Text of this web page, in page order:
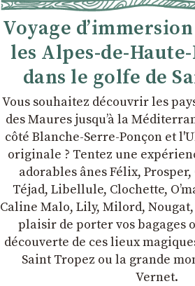
Voyage
les Alpes-de-
dans le golfe de
Vous souhaitez découvrir les
des Maures jusqu’à la
côté Blanche-Serre-Ponçon et
originale ? Tentez une
adorables ânes Félix,
Téjad, Libellule, Clochette,
Caline Malo, Lily, Milord,
plaisir de porter vos bagages
découverte de ces lieux
Saint Tropez ou la grande
Vernet.